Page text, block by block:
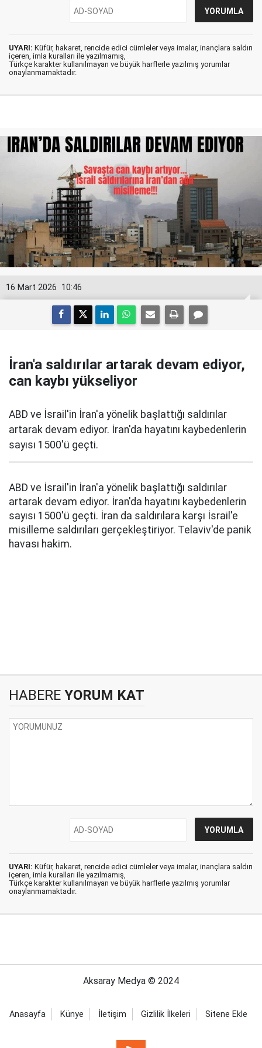
UYARI: Küfür, hakaret, rencide edici cümleler veya imalar, inançlara saldırı
içeren, imla kuralları ile yazılmamış,
Türkçe karakter kullanılmayan ve büyük harflerle yazılmış yorumlar
onaylanmamaktadır.
10:46
16 Mart 2026
İran'a saldırılar artarak devam ediyor,
can kaybı yükseliyor
ABD ve İsrail'in İran'a yönelik başlattığı saldırılar
artarak devam ediyor. İran'da hayatını kaybedenlerin
sayısı 1500'ü geçti.
ABD ve İsrail'in İran'a yönelik başlattığı saldırılar
artarak devam ediyor. İran'da hayatını kaybedenlerin
sayısı 1500'ü geçti. İran da saldırılara karşı İsrail'e
misilleme saldırıları gerçekleştiriyor. Telaviv'de panik
havası hakim.
HABERE YORUM KAT
UYARI: Küfür, hakaret, rencide edici cümleler veya imalar, inançlara saldırı
içeren, imla kuralları ile yazılmamış,
Türkçe karakter kullanılmayan ve büyük harflerle yazılmış yorumlar
onaylanmamaktadır.
Aksaray Medya © 2024
Anasayfa Künye İletişim Gizlilik İlkeleri Sitene Ekle